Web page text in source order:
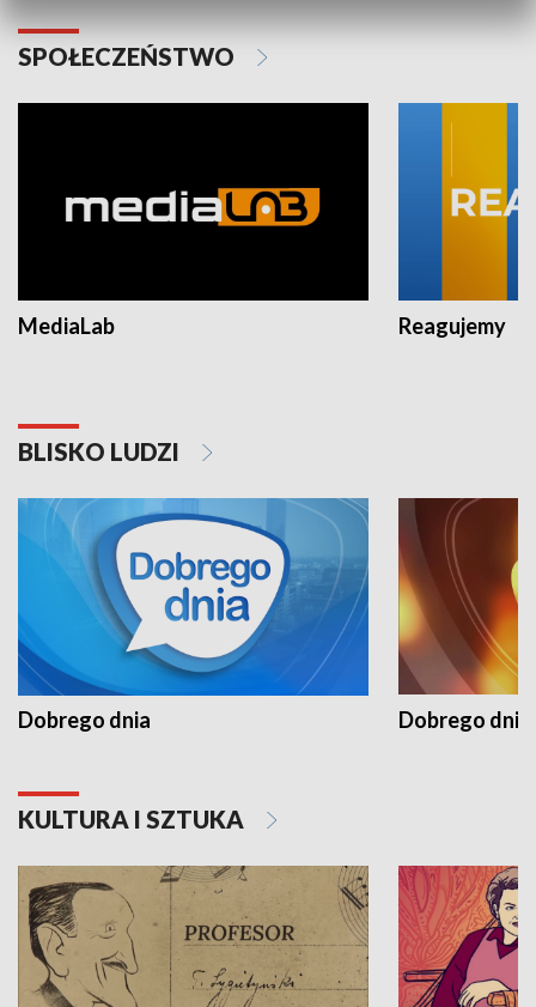
SPOŁECZEŃSTWO
MediaLab Reagujemy
BLISKO LUDZI
Dobrego dnia Dobrego dnia
KULTURA I SZTUKA